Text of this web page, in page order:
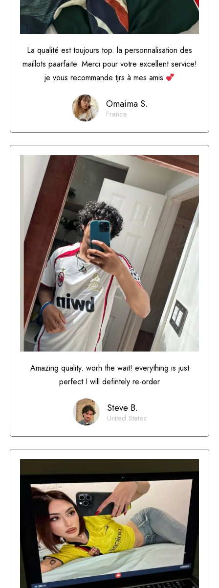
La qualité est toujours top. la personnalisation des
maillots paarfaite. Merci pour votre excellent service!
je vous recommande tjrs à mes amis
Omaima S.
France
Amazing quality. worh the wait! everything is just
perfect I will defintely re-order
Steve B.
United States